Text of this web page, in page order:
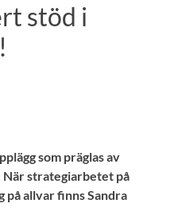
stöd i
som präglas av
När strategiarbetet på
allvar finns Sandra